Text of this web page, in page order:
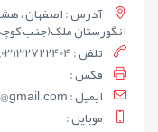
آدرس : اصفهان ،
انگورستان ملک(جنب کوچه11)،تبلیغات مهرگان
تلفن : 03191012031,03132722404
فکس :
ايميل : mehreganprintt@gmail.com
موبايل :